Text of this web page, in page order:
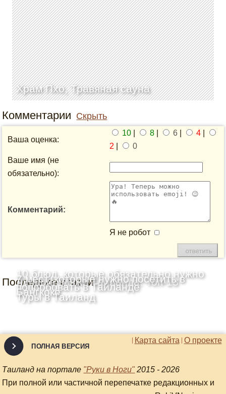
Храм Пхо, Травяная сауна
Комментарии Скрыть
Ваша оценка:
10 8 6 4
2
0
Ваше имя (не
обязательно):
Комментарий:
Я не робот
Последние статьи
Лучшие пляжи Таиланда: Топ-13
10 блюд, которые обязательно нужно
попробовать в Таиланде
7 мест, которые нужно посетить в
Бангкоке
Туры в Таиланд
О проекте
Карта сайта
ПОЛНАЯ ВЕРСИЯ
Таиланд на портале "Руки в Ноги" 2015 - 2026
При полной или частичной перепечатке редакционных и